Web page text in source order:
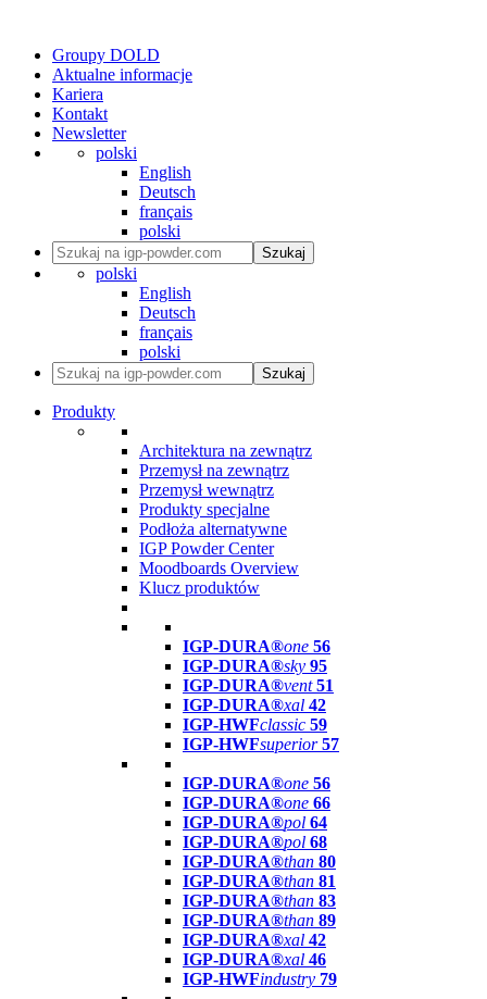
Groupy DOLD
Aktualne informacje
Kariera
Kontakt
Newsletter
polski
English
Deutsch
français
polski
Szukaj
polski
English
Deutsch
français
polski
Szukaj
Produkty
Architektura na zewnątrz
Przemysł na zewnątrz
Przemysł wewnątrz
Produkty specjalne
Podłoża alternatywne
IGP Powder Center
Moodboards Overview
Klucz produktów
IGP-DURA®one 56
IGP-DURA®sky 95
IGP-DURA®vent 51
IGP-DURA®xal 42
IGP-HWFclassic 59
IGP-HWFsuperior 57
IGP-DURA®one 56
IGP-DURA®one 66
IGP-DURA®pol 64
IGP-DURA®pol 68
IGP-DURA®than 80
IGP-DURA®than 81
IGP-DURA®than 83
IGP-DURA®than 89
IGP-DURA®xal 42
IGP-DURA®xal 46
IGP-HWFindustry 79